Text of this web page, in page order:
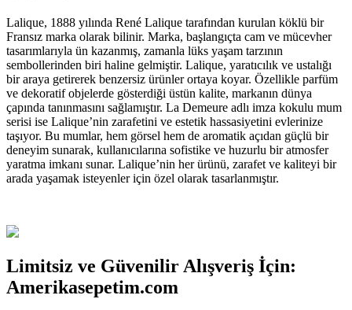
Lalique, 1888 yılında René Lalique tarafından kurulan köklü bir
Fransız marka olarak bilinir. Marka, başlangıçta cam ve mücevher
tasarımlarıyla ün kazanmış, zamanla lüks yaşam tarzının
sembollerinden biri haline gelmiştir. Lalique, yaratıcılık ve ustalığı
bir araya getirerek benzersiz ürünler ortaya koyar. Özellikle parfüm
ve dekoratif objelerde gösterdiği üstün kalite, markanın dünya
çapında tanınmasını sağlamıştır. La Demeure adlı imza kokulu mum
serisi ise Lalique’nin zarafetini ve estetik hassasiyetini evlerinize
taşıyor. Bu mumlar, hem görsel hem de aromatik açıdan güçlü bir
deneyim sunarak, kullanıcılarına sofistike ve huzurlu bir atmosfer
yaratma imkanı sunar. Lalique’nin her ürünü, zarafet ve kaliteyi bir
arada yaşamak isteyenler için özel olarak tasarlanmıştır.
Limitsiz ve Güvenilir Alışveriş İçin:
Amerikasepetim.com